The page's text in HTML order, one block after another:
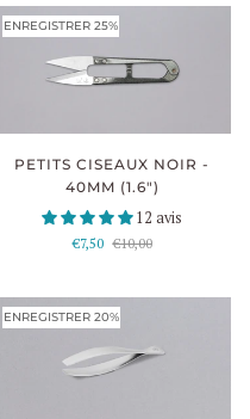
ENREGISTRER 25%
PETITS CISEAUX NOIR -
40MM (1.6")
12 avis
€7,50 €10,00
ENREGISTRER 20%